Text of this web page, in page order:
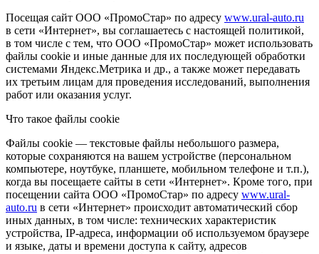
Посещая сайт ООО «ПромоСтар» по адресу www.ural-auto.ru
в сети «Интернет», вы соглашаетесь с настоящей политикой,
в том числе с тем, что ООО «ПромоСтар» может использовать
файлы cookie и иные данные для их последующей обработки
системами Яндекс.Метрика и др., а также может передавать
их третьим лицам для проведения исследований, выполнения
работ или оказания услуг.
Что такое файлы cookie
Файлы cookie — текстовые файлы небольшого размера,
которые сохраняются на вашем устройстве (персональном
компьютере, ноутбуке, планшете, мобильном телефоне и т.п.),
когда вы посещаете сайты в сети «Интернет». Кроме того, при
посещении сайта ООО «ПромоСтар» по адресу www.ural-
auto.ru в сети «Интернет» происходит автоматический сбор
иных данных, в том числе: технических характеристик
устройства, IP-адреса, информации об используемом браузере
и языке, даты и времени доступа к сайту, адресов